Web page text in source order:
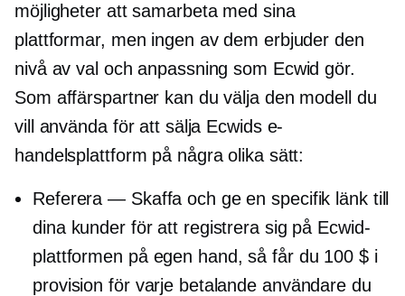
möjligheter att samarbeta med sina
plattformar, men ingen av dem erbjuder den
nivå av val och anpassning som Ecwid gör.
Som affärspartner kan du välja den modell du
vill använda för att sälja Ecwids e-
handelsplattform på några olika sätt:
Referera — Skaffa och ge en specifik länk till
dina kunder för att registrera sig på Ecwid-
plattformen på egen hand, så får du 100 $ i
provision för varje betalande användare du